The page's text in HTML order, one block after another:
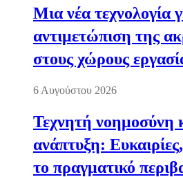
Μια νέα τεχνολογία
αντιμετώπιση της
στους χώρους
6 Αυγούστου 2026
Τεχνητή νοημοσύνη
ανάπτυξη:
το πραγματικό